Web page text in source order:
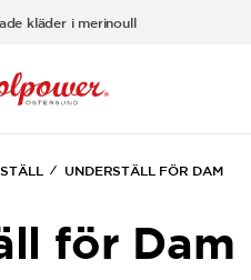
kläder i merinoull
UNDERSTÄLL FÖR DAM
för Dam